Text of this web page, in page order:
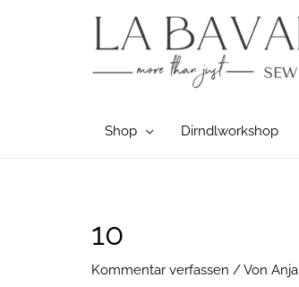
Shop Dirndlworkshop
10
Kommentar verfassen / Von Anja